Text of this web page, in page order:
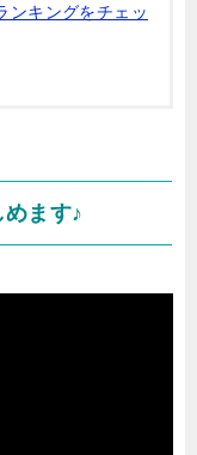
ンキングをチェッ
ます♪